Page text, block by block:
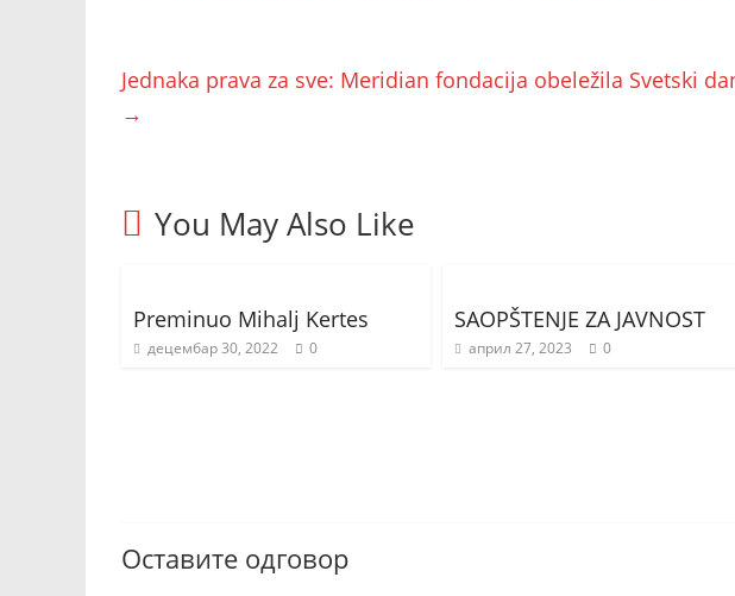
Jednaka prava za sve: Meridian fondacija obeležila Svetski
→
You May Also Like
Preminuo Mihalj Kertes
децембар 30, 2022 0
SAOPŠTENJE ZA JAVNOST
април 27, 2023 0
Оставите одговор